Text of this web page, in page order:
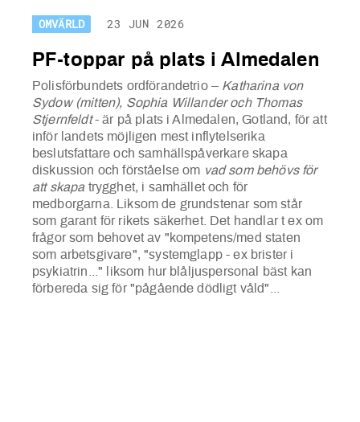
OMVÄRLD 23 JUN 2026
PF-toppar på plats i Almedalen
Polisförbundets ordförandetrio – Katharina von
Sydow (mitten), Sophia Willander och Thomas
Stjernfeldt- är på plats i Almedalen, Gotland, för att
inför landets möjligen mest inflytelserika
beslutsfattare och samhällspåverkare skapa
diskussion och förståelse om vad som behövs för
att skapa trygghet, i samhället och för
medborgarna. Liksom de grundstenar som står
som garant för rikets säkerhet. Det handlar t ex om
frågor som behovet av "kompetens/med staten
som arbetsgivare", "systemglapp - ex brister i
psykiatrin..." liksom hur blåljuspersonal bäst kan
förbereda sig för "pågående dödligt våld"...